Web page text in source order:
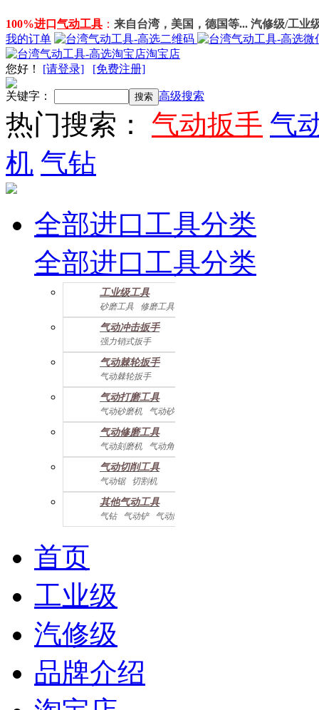
100%进口 气动工具 ： 来自台湾，美国，德国等... 汽修级/工业
我的订单
淘宝店
您好 ！ [请登录] [免费注册]
关键字： 高级搜索
热门搜索： 气动扳手 气
机 气钻
全部进口工具分类
全部进口工具分类
工业级工具
砂磨工具
修磨工具
建筑工具 气动螺丝起子
气动配件
气动冲击扳手
强力销式扳手
双鎚打式扳手
双环锤打式扳手
强力冲击扳手
迷你冲击扳手
直角式冲击扭力扳手
气动棘轮扳手
气动棘轮扳手
迷你棘轮扳手
气动打磨工具
气动砂磨机
气动砂带机
气动抛光机 胎磨/除胶机
气动修磨工具
气动刻磨机 气动角磨机
气动切削工具
气动锯 切割机
气动曲线剪
其他气动工具
气钻 气动铲 气动除锈机
气动拉钉机 气动喷漆枪
首页
工业级
汽修级
品牌介绍